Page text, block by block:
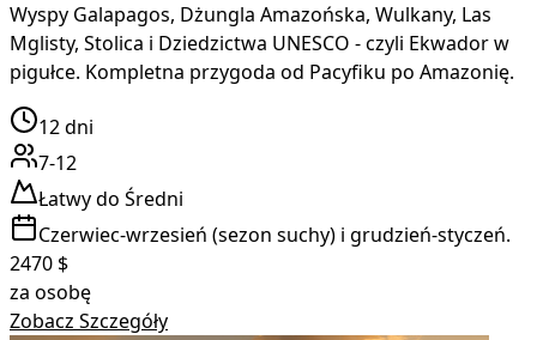
Wyspy Galapagos, Dżungla Amazońska, Wulkany, Las
Mglisty, Stolica i Dziedzictwa UNESCO - czyli Ekwador w
pigułce. Kompletna przygoda od Pacyfiku po Amazonię.
12dni
7-12
Łatwy do Średni
Czerwiec-wrzesień (sezon suchy) i grudzień-styczeń.
2470 $
za osobę
Zobacz Szczegóły